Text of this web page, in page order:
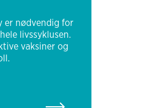
er nødvendig for
livssyklusen.
vaksiner og